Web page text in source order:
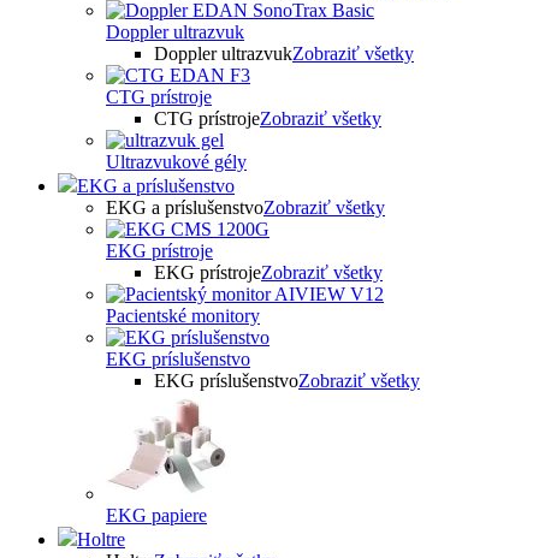
Doppler ultrazvuk
Doppler ultrazvukZobraziť všetky
CTG prístroje
CTG prístrojeZobraziť všetky
Ultrazvukové gély
EKG a príslušenstvo
EKG a príslušenstvoZobraziť všetky
EKG prístroje
EKG prístrojeZobraziť všetky
Pacientské monitory
EKG príslušenstvo
EKG príslušenstvoZobraziť všetky
EKG papiere
Holtre